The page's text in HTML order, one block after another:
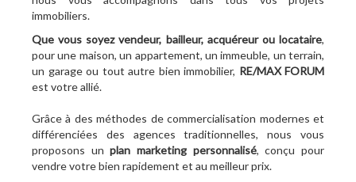
immobiliers.
Que vous soyez vendeur, bailleur, acquéreur ou locataire,
pour une maison, un appartement, un immeuble, un terrain,
un garage ou tout autre bien immobilier, RE/MAX FORUM
est votre allié.
Grâce à des méthodes de commercialisation modernes et
différenciées des agences traditionnelles, nous vous
proposons unplan marketing personnalisé, conçu pour
vendre votre bien rapidement et au meilleur prix.